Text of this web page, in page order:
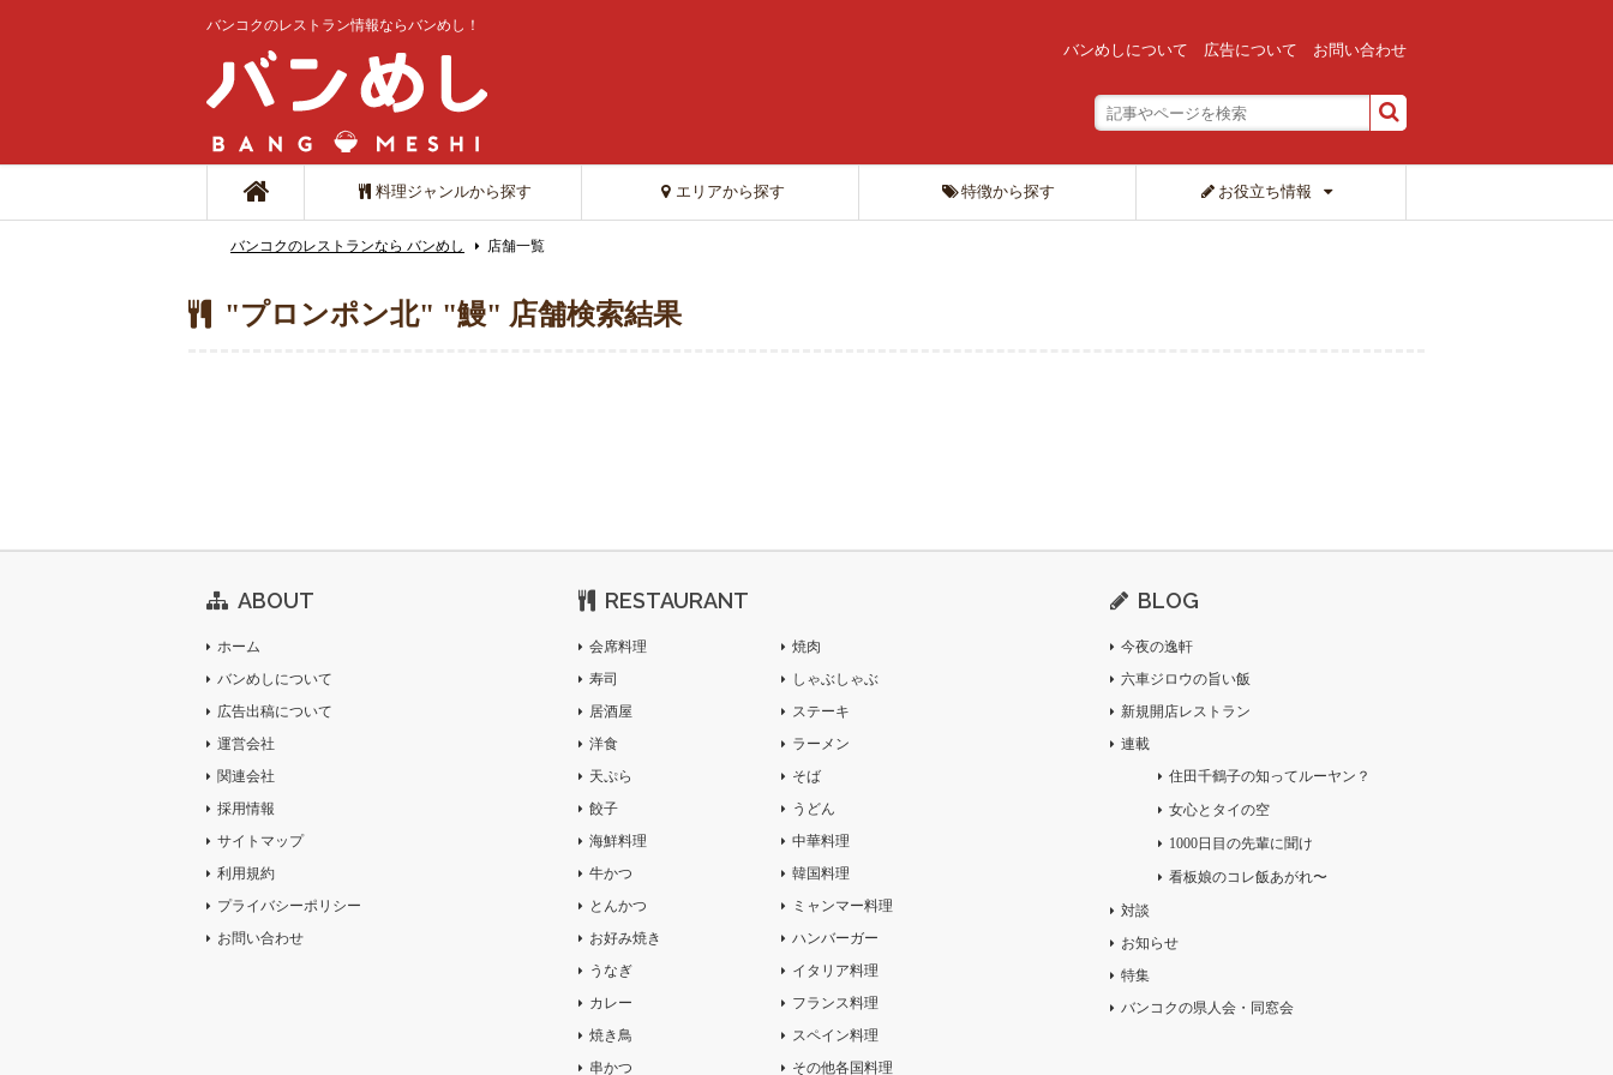
バンコクのレストラン情報ならバンめし！
バンめしについて 広告について お問い合わせ
料理ジャンルから探す エリアから探す 特徴から探す お役立ち情報
バンコクのレストランなら バンめし 店舗一覧
"プロンポン北" "鰻" 店舗検索結果
ABOUT
ホーム
バンめしについて
広告出稿について
運営会社
関連会社
採用情報
サイトマップ
利用規約
プライバシーポリシー
お問い合わせ
RESTAURANT
会席料理
寿司
居酒屋
洋食
天ぷら
餃子
海鮮料理
牛かつ
とんかつ
お好み焼き
うなぎ
カレー
焼き鳥
串かつ
焼肉
しゃぶしゃぶ
ステーキ
ラーメン
そば
うどん
中華料理
韓国料理
ミャンマー料理
ハンバーガー
イタリア料理
フランス料理
スペイン料理
その他各国料理
BLOG
今夜の逸軒
六車ジロウの旨い飯
新規開店レストラン
連載
住田千鶴子の知ってルーヤン？
女心とタイの空
1000日目の先輩に聞け
看板娘のコレ飯あがれ〜
対談
お知らせ
特集
バンコクの県人会・同窓会